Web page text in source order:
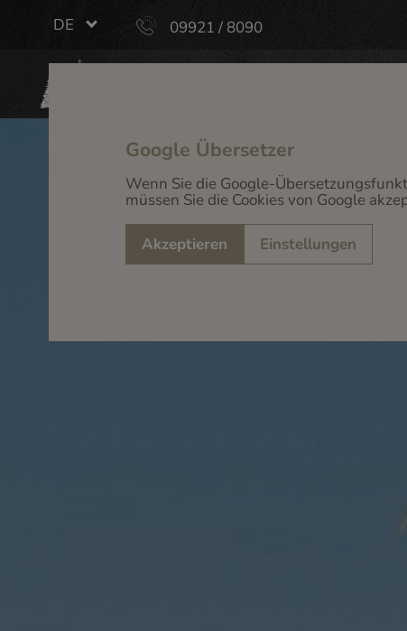
DE
Google Übersetzer
Wenn Sie die Google-
müssen Sie die Cookies von Google
Akzeptieren Einstellungen
09921 / 8090